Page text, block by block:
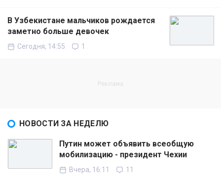
В Узбекистане мальчиков рождается
заметно больше девочек
Сегодня, 14:55 1
НОВОСТИ ЗА НЕДЕЛЮ
Путин может объявить всеобщую
мобилизацию - президент Чехии
Вчера, 16:11 11